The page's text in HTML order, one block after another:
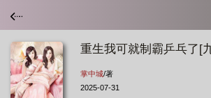
重生我可就制霸乒乓了[
掌中城/著
2025-07-31